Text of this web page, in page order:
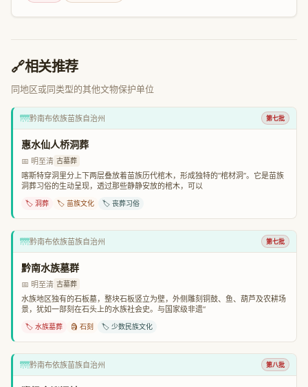
🔗相关推荐
同地区或同类型的其他文物保护单位
🌁黔南布依族苗族自治州 第七批
惠水仙人桥洞葬
📅 明至清 古墓葬
喀斯特穿洞里分上下两层叠放着苗族历代棺木，形成独特的“棺材洞”。它是苗族
洞葬习俗的生动呈现，透过那些静静安放的棺木，可以
🏷️ 洞葬 🏷️ 苗族文化 🏷️ 丧葬习俗
🌁黔南布依族苗族自治州 第七批
黔南水族墓群
📅 明至清 古墓葬
水族地区独有的石板墓，整块石板竖立为壁，外侧雕刻铜鼓、鱼、葫芦及农耕场
景，犹如一部刻在石头上的水族社会史。与国家级非遗“
🏷️ 水族墓葬 🗿 石刻 🏷️ 少数民族文化
🌁黔南布依族苗族自治州 第八批